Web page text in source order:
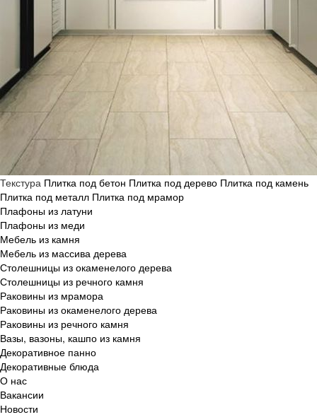
Текстура Плитка под бетон Плитка под дерево Плитка под камень
Плитка под металл Плитка под мрамор
Плафоны из латуни
Плафоны из меди
Мебель из камня
Мебель из массива дерева
Столешницы из окаменелого дерева
Столешницы из речного камня
Раковины из мрамора
Раковины из окаменелого дерева
Раковины из речного камня
Вазы, вазоны, кашпо из камня
Декоративное панно
Декоративные блюда
О нас
Вакансии
Новости